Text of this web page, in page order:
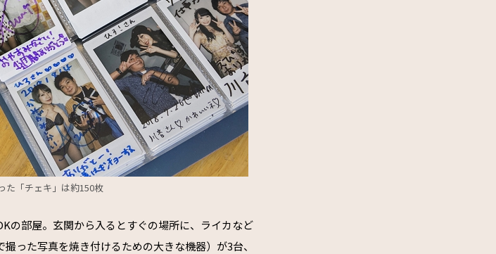
た「チェキ」は約150枚
の部屋。玄関から入るとすぐの場所に、ライカなど
った写真を焼き付けるための大きな機器）が3台、